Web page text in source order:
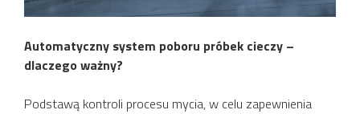
Automatyczny system poboru próbek cieczy –
dlaczego ważny?
Podstawą kontroli procesu mycia, w celu zapewnienia